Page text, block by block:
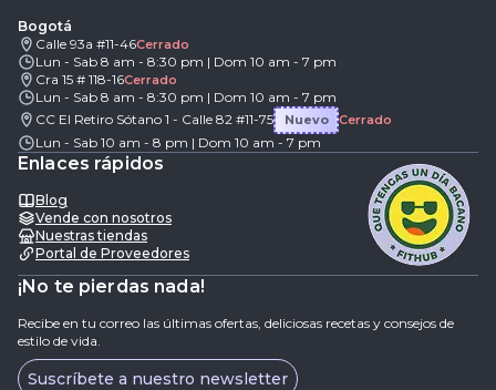
Bogotá
Calle 93a #11-46Cerrado
Lun - Sab 8 am - 8:30 pm | Dom 10 am - 7 pm
Cra 15 # 118-16Cerrado
Lun - Sab 8 am - 8:30 pm | Dom 10 am - 7 pm
CC El Retiro Sótano 1 - Calle 82 #11-75
Nuevo Cerrado
Lun - Sab 10 am - 8 pm | Dom 10 am - 7 pm
Enlaces rápidos
Blog
Vende con nosotros
Nuestras tiendas
Portal de Proveedores
¡No te pierdas nada!
Recibe en tu correo las últimas ofertas, deliciosas recetas y consejos de
estilo de vida.
Suscríbete a nuestro newsletter